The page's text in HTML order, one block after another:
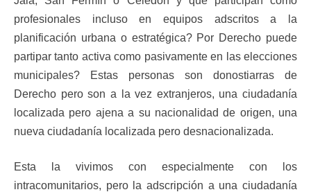
profesionales incluso en equipos adscritos a la
planificación urbana o estratégica? Por Derecho puede
partipar tanto activa como pasivamente en las elecciones
municipales? Estas personas son donostiarras de
Derecho pero son a la vez extranjeros, una ciudadanía
localizada pero ajena a su nacionalidad de origen, una
nueva ciudadanía localizada pero desnacionalizada.
Esta la vivimos con especialmente con los
intracomunitarios, pero la adscripción a una ciudadanía